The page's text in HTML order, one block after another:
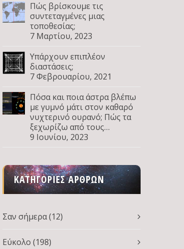
Πώς βρίσκουμε τις
συντεταγμένες μιας
τοποθεσίας;
7 Μαρτίου, 2023
Υπάρχουν επιπλέον
διαστάσεις;
7 Φεβρουαρίου, 2021
Πόσα και ποια άστρα βλέπω
με γυμνό μάτι στον καθαρό
νυχτερινό ουρανό; Πώς τα
ξεχωρίζω από τους
πλανήτες; Μέρος Δ
9 Ιουνίου, 2023
ΚΑΤΗΓΟΡΊΕΣ ΆΡΘΡΩΝ
Σαν σήμερα(12)
Εύκολο (198)